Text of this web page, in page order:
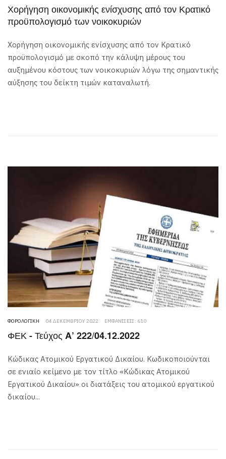
Χορήγηση οικονομικής ενίσχυσης από τον Κρατικό
προϋπολογισμό των νοικοκυριών
Χορήγηση οικονομικής ενίσχυσης από τον Κρατικό
προϋπολογισμό με σκοπό την κάλυψη μέρους του
αυξημένου κόστους των νοικοκυριών λόγω της σημαντικής
αύξησης του δείκτη τιμών καταναλωτή.
ΦΟΡΟΛΟΓΙΚΉ 04 ΔΕΚΕΜΒΡΊΟΥ 2022 ΕΜΦΑΝΊΣΕΙΣ: 610
ΦΕΚ - Τεύχος A’ 222/04.12.2022
Κώδικας Ατομικού Εργατικού Δικαίου. Κωδικοποιούνται
σε ενιαίο κείμενο με τον τίτλο «Κώδικας Ατομικού
Εργατικού Δικαίου» οι διατάξεις του ατομικού εργατικού
δικαίου...